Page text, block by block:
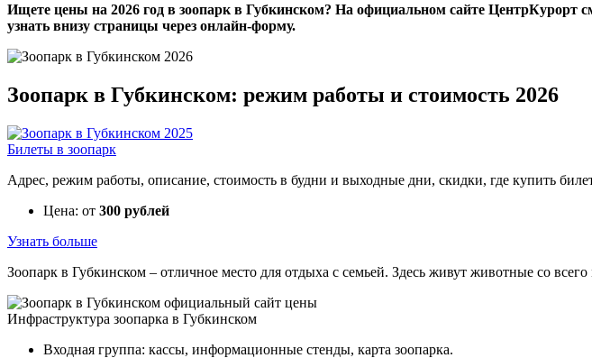
Ищете цены на 2026 год в зоопарк в Губкинском? На официальном сайте ЦентрКурорт
узнать внизу страницы через онлайн-форму.
Зоопарк в Губкинском: режим работы и стоимость 2026
Билеты в зоопарк
Адрес, режим работы, описание, стоимость в будни и выходные дни, скидки, где купить
Цена: от 300 рублей
Узнать больше
Зоопарк в Губкинском – отличное место для отдыха с семьей. Здесь живут животные со
Инфраструктура зоопарка в Губкинском
Входная группа: кассы, информационные стенды, карта зоопарка.